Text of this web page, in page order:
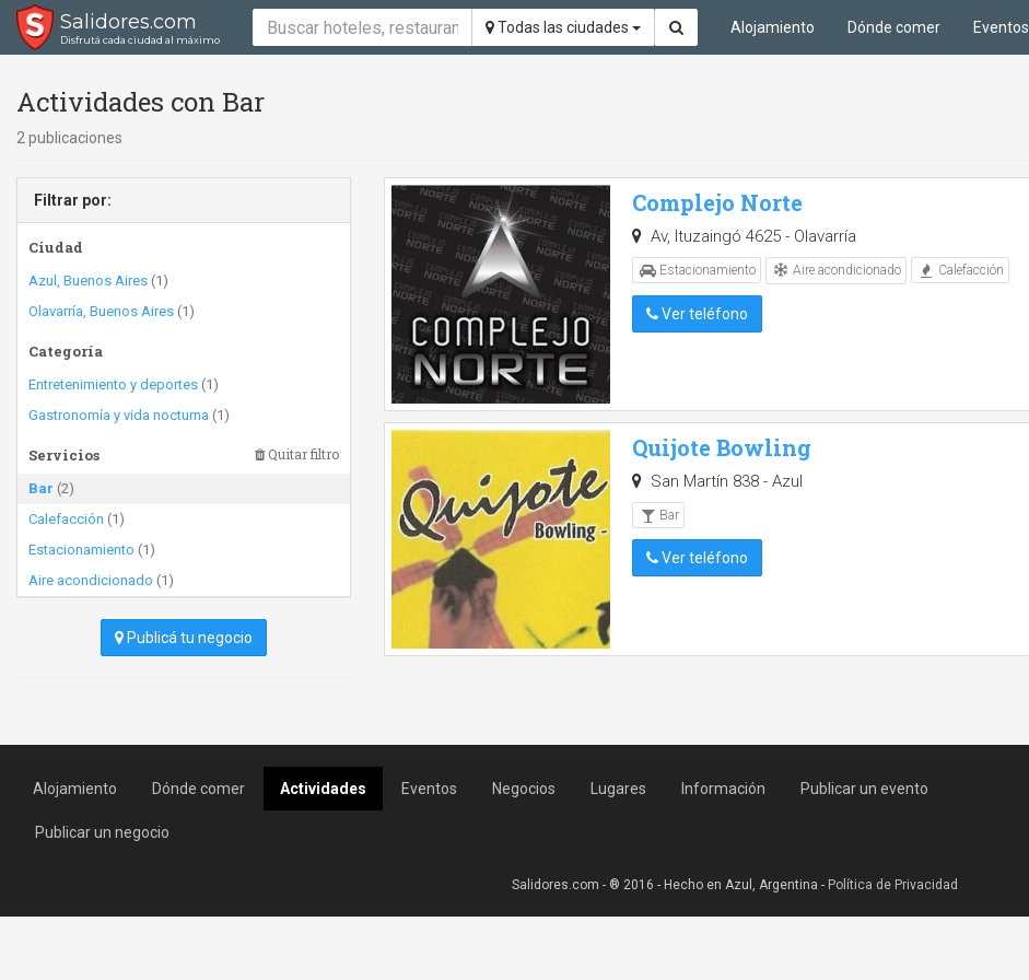
Salidores.com
Disfrutá cada ciudad al máximo
Todas las ciudades Alojamiento Dónde comer Eventos
Actividades con Bar
2 publicaciones
Filtrar por:
Ciudad
Azul, Buenos Aires (1)
Olavarría, Buenos Aires (1)
Categoría
Entretenimiento y deportes (1)
Gastronomía y vida nocturna (1)
Servicios Quitar filtro
Bar (2)
Calefacción (1)
Estacionamiento (1)
Aire acondicionado (1)
Publicá tu negocio
Complejo Norte
Av, Ituzaingó 4625 - Olavarría
Estacionamiento Aire acondicionado Calefacción
Ver teléfono
Quijote Bowling
San Martín 838 - Azul
Bar
Ver teléfono
Alojamiento Dónde comer Actividades Eventos Negocios Lugares Información Publicar un evento
Publicar un negocio
Salidores.com - ® 2016 - Hecho en Azul, Argentina - Política de Privacidad